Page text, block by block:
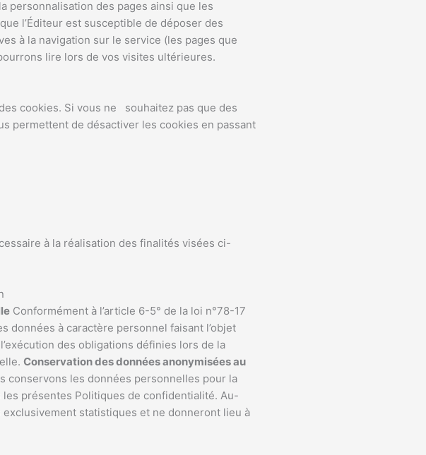
personnalisation des pages ainsi que les
l’Éditeur est susceptible de déposer des
à la navigation sur le service (les pages que
lire lors de vos visites ultérieures.
cookies. Si vous ne souhaitez pas que des
permettent de désactiver les cookies en passant
à la réalisation des finalités visées ci-
Conformément à l’article 6-5° de la loi n°78-17
données à caractère personnel faisant l’objet
des obligations définies lors de la
Conservation des données anonymisées au
conservons les données personnelles pour la
présentes Politiques de confidentialité. Au-
statistiques et ne donneront lieu à